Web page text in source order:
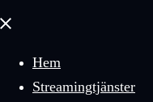
Stäng
Hem
Streamingtjänster